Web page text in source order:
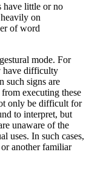
have little or no
on
of word
mode. For
have difficulty
such signs are
executing these
only be difficult for
to interpret, but
unaware of the
uses. In such cases,
another familiar